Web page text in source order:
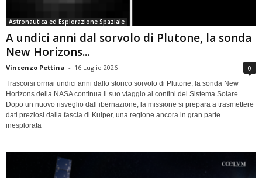
Astronautica ed Esplorazione Spaziale
A undici anni dal sorvolo di Plutone, la sonda
New Horizons...
Vincenzo Pettina - 16 Luglio 2026 0
Trascorsi ormai undici anni dallo storico sorvolo di Plutone, la sonda New
Horizons della NASA continua il suo viaggio ai confini del Sistema Solare.
Dopo un nuovo risveglio dall’ibernazione, la missione si prepara a trasmettere
dati preziosi dalla fascia di Kuiper, una regione ancora in gran parte
inesplorata